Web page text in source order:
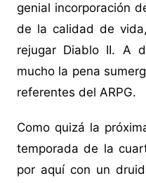
genial incorporación
de la calidad de
rejugar Diablo II. A
mucho la pena
referentes del ARPG.
Como quizá la
temporada de la
por aquí con un